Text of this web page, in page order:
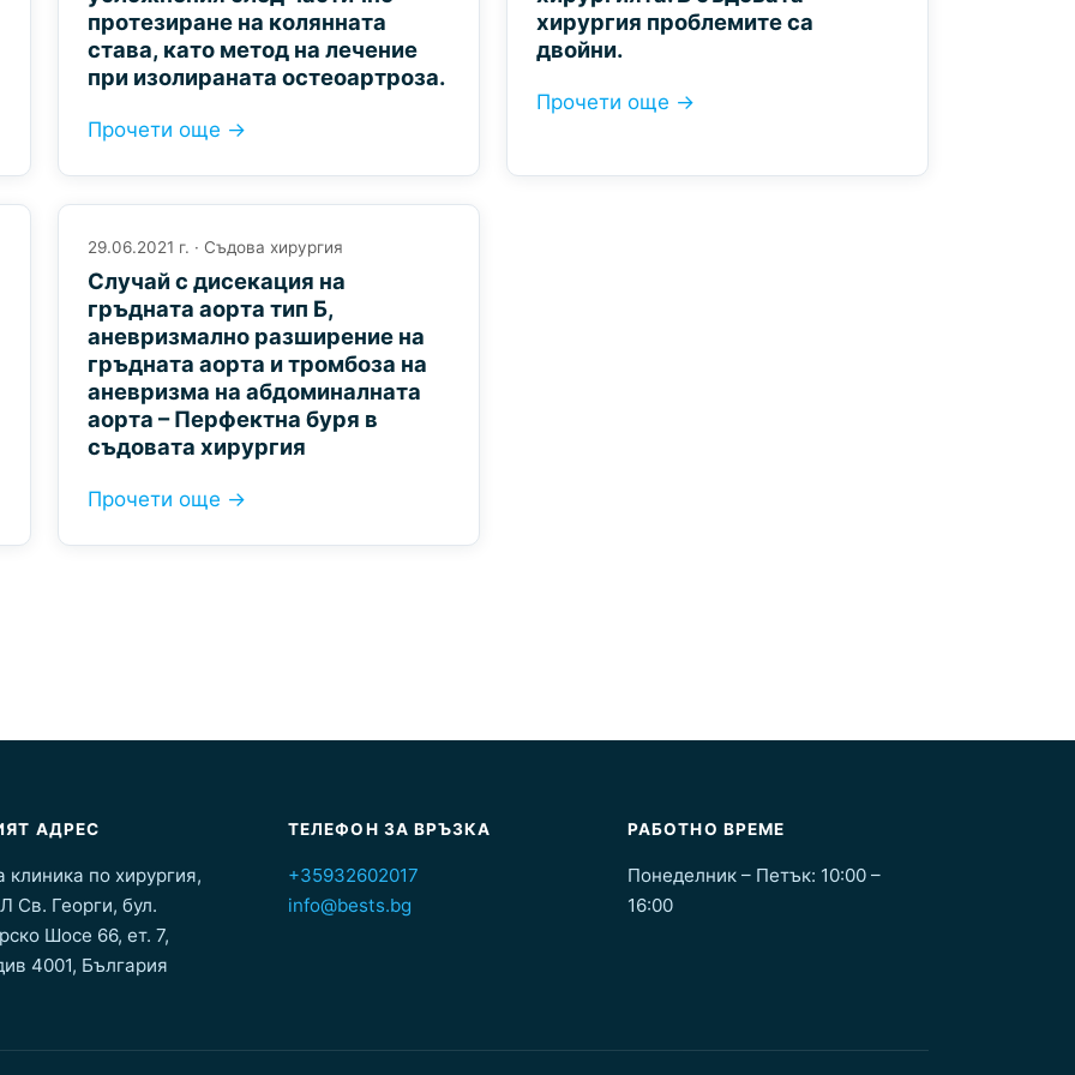
протезиране на колянната
става, като метод на лечение
при изолираната остеоартроза.
Прочети още →
хирургия проблемите са
двойни.
Прочети още →
29.06.2021 г. · Съдова хирургия
Случай с дисекация на
гръдната аорта тип Б,
аневризмално разширение на
гръдната аорта и тромбоза на
аневризма на абдоминалната
аорта – Перфектна буря в
съдовата хирургия
Прочети още →
АДРЕС
клиника по хирургия,
Св. Георги, бул.
Шосе 66, ет. 7,
4001, България
ТЕЛЕФОН ЗА ВРЪЗКА
+35932602017
info@bests.bg
РАБОТНО ВРЕМЕ
Понеделник – Петък: 10:00 –
16:00